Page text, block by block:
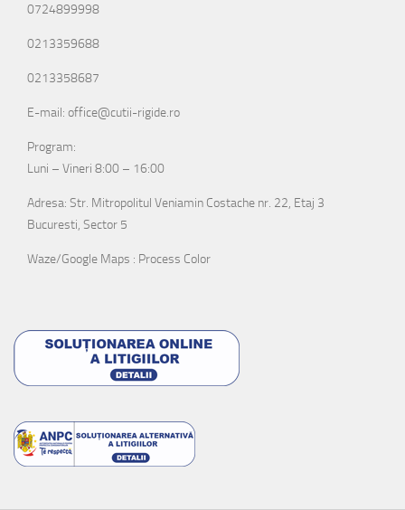
0724899998
0213359688
0213358687
E-mail: office@cutii-rigide.ro
Program:
Luni – Vineri 8:00 – 16:00
Adresa: Str. Mitropolitul Veniamin Costache nr. 22, Etaj 3
Bucuresti, Sector 5
Waze/Google Maps : Process Color